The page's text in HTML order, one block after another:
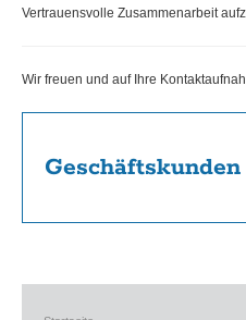
Vertrauensvolle Zusammenarbeit
Wir freuen und auf Ihre